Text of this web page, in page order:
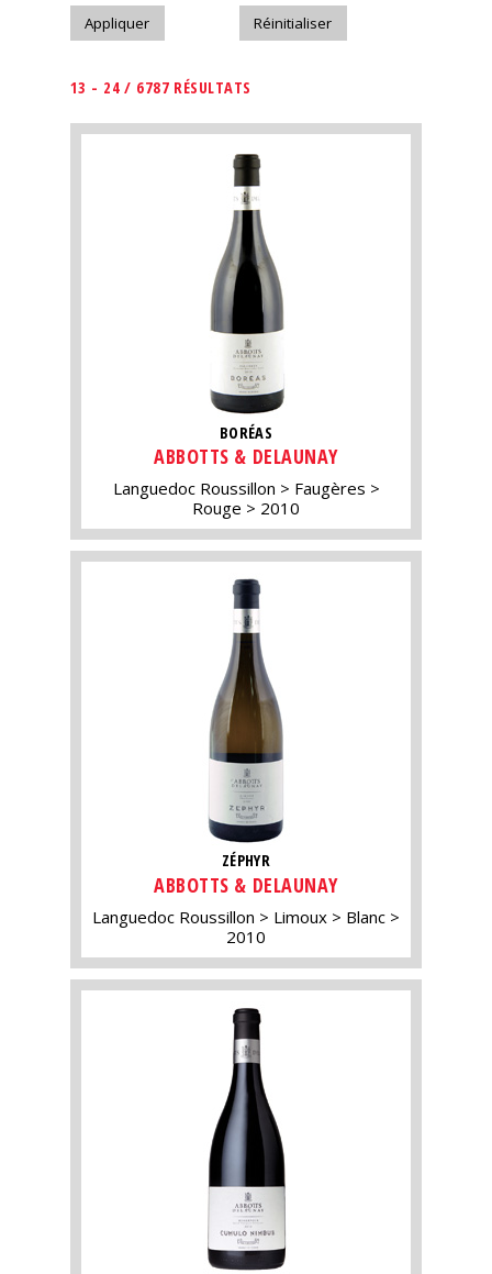
13 - 24 / 6787 RÉSULTATS
BORÉAS
ABBOTTS & DELAUNAY
Languedoc Roussillon
Faugères
Rouge
2010
ZÉPHYR
ABBOTTS & DELAUNAY
Languedoc Roussillon Limoux
Blanc
2010